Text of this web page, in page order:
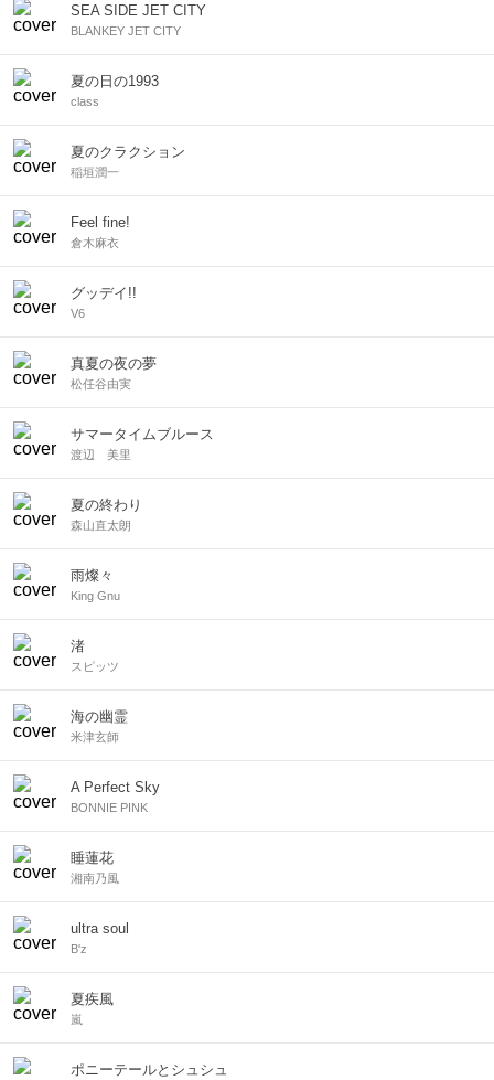
SEA SIDE JET CITY
BLANKEY JET CITY
夏の日の1993
class
夏のクラクション
稲垣潤一
Feel fine!
倉木麻衣
グッデイ!!
V6
真夏の夜の夢
松任谷由実
サマータイムブルース
渡辺 美里
夏の終わり
森山直太朗
雨燦々
King Gnu
渚
スピッツ
海の幽霊
米津玄師
A Perfect Sky
BONNIE PINK
睡蓮花
湘南乃風
ultra soul
B'z
夏疾風
嵐
ポニーテールとシュシュ